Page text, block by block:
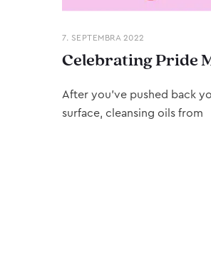
7. SEPTEMBRA 2022
Celebrating Pride
After you’ve pushed back
surface, cleansing oils from